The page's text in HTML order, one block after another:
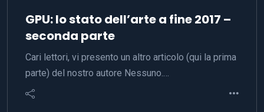
GPU: lo stato dell’arte a fine 2017 –
seconda parte
Cari lettori, vi presento un altro articolo (qui la prima
parte) del nostro autore Nessuno.…